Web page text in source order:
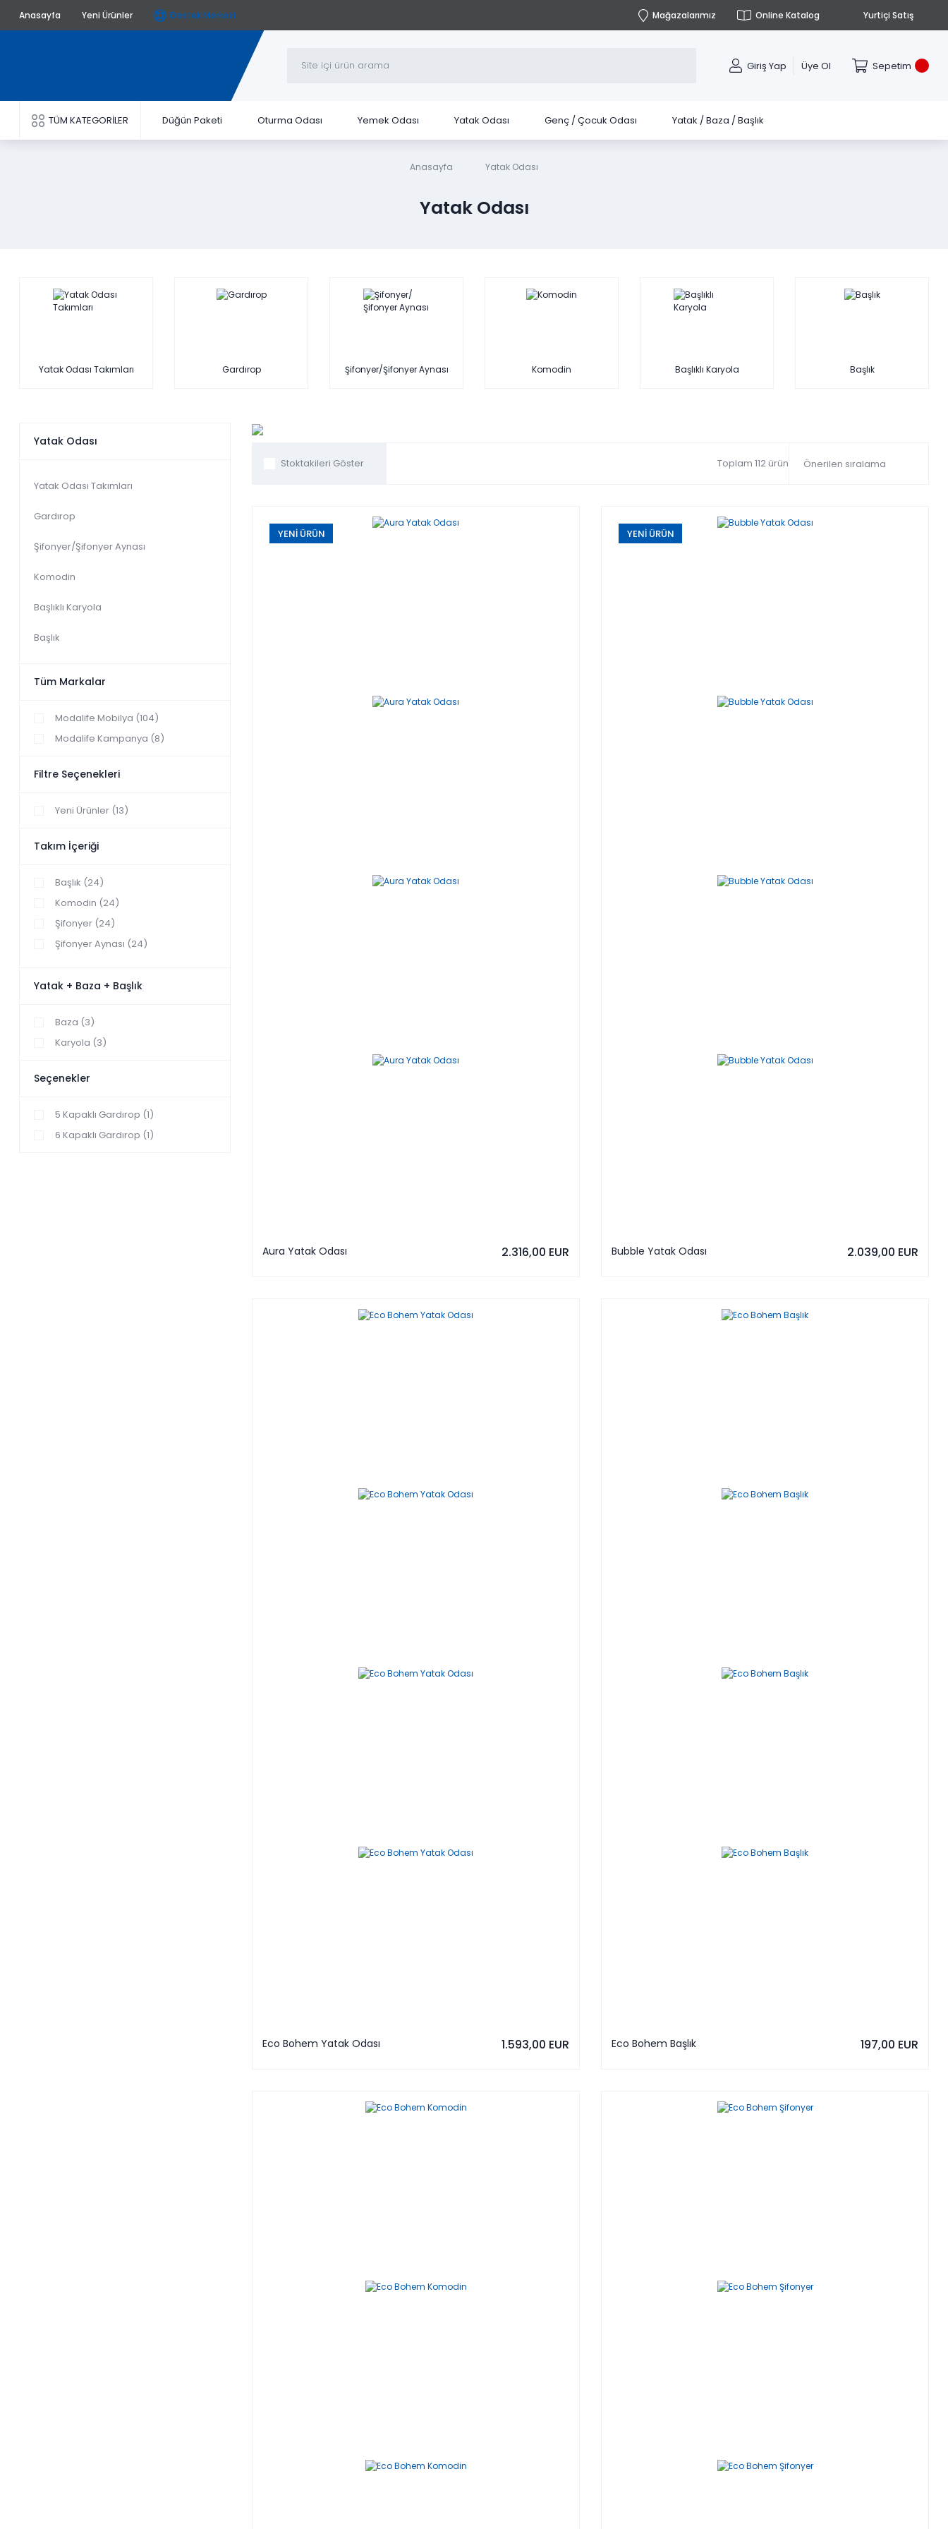
Anasayfa Yeni Ürünler Destek Merkezi Mağazalarımız Online Katalog Yurtiçi Satış
Giriş Yap Üye Ol Sepetim
TÜM KATEGORİLER Düğün Paketi Oturma Odası Yemek Odası Yatak Odası Genç / Çocuk Odası Yatak / Baza / Başlık
Anasayfa Yatak Odası
Yatak Odası
Yatak Odası Takımları Gardırop Şifonyer/Şifonyer Aynası Komodin Başlıklı Karyola Başlık
Yatak Odası
Yatak Odası Takımları
Gardırop
Şifonyer/Şifonyer Aynası
Komodin
Başlıklı Karyola
Başlık
Tüm Markalar
Modalife Mobilya (104)
Modalife Kampanya (8)
Filtre Seçenekleri
Yeni Ürünler (13)
Takım İçeriği
Başlık (24)
Komodin (24)
Şifonyer (24)
Şifonyer Aynası (24)
Karyola (21)
5 Kapaklı Gardırop (7)
Kapaklı Gardırop (7)
2 M Sürgülü Gardırop (2)
2.40 M Sürgülü Gardırop (2)
Yatak + Baza + Başlık
Baza (3)
Karyola (3)
Seçenekler
5 Kapaklı Gardırop (1)
6 Kapaklı Gardırop (1)
Toplam 112 ürün
YENİ ÜRÜN
Aura Yatak Odası 2.316,00 EUR
YENİ ÜRÜN
Bubble Yatak Odası 2.039,00 EUR
Eco Bohem Yatak Odası 1.593,00 EUR Eco Bohem Başlık 197,00 EUR